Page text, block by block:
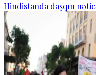
Hindistanda daşqın